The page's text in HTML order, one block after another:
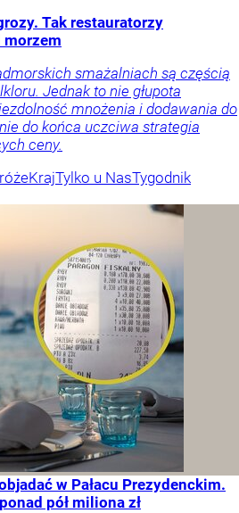
Tak restauratorzy
morzem
smażalniach są częścią
Jednak to nie głupota
mnożenia i dodawania do
do końca uczciwa strategia
ceny.
KrajTylko u NasTygodnik
w Pałacu Prezydenckim.
pół miliona zł